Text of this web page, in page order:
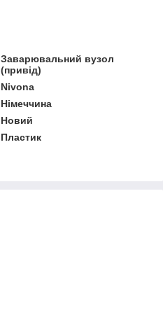
Заварювальний вузол
(привід)
Nivona
Німеччина
Новий
Пластик